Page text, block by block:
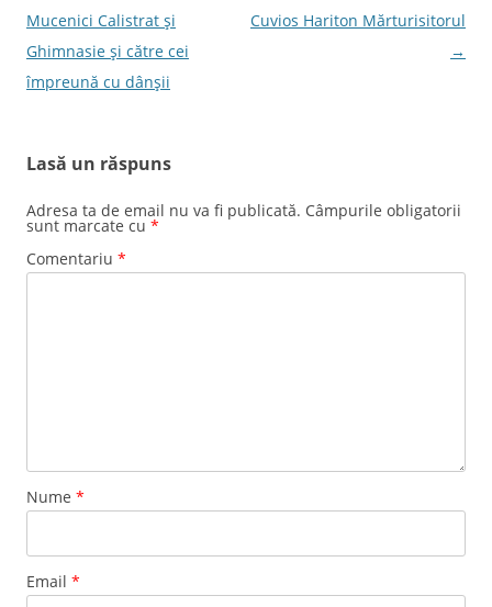
articole
Mucenici Calistrat şi
Ghimnasie şi către cei
împreună cu dânşii
Cuvios Hariton Mărturisitorul
→
Lasă un răspuns
Adresa ta de email nu va fi publicată. Câmpurile obligatorii
sunt marcate cu *
Comentariu *
Nume *
Email *